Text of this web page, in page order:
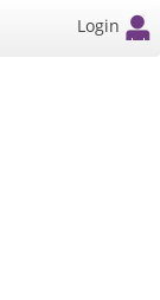
Login